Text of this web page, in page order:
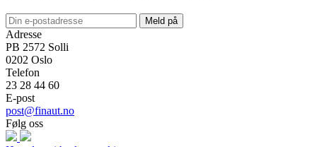
Meld på
Adresse
PB 2572 Solli
0202 Oslo
Telefon
23 28 44 60
E-post
post@finaut.no
Følg oss